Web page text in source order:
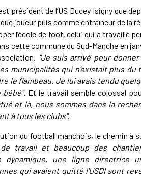
président de l’US Ducey Isigny que
joueur puis comme entraîneur de la
l’école de foot, celui qui a travaillé
cette commune du Sud-Manche en
"Je suis arrivé pour
municipalités qui n’existait plus du
le flambeau. Je lui avais tendu
Et le travail semble colossal
et là, nous sommes dans la
à tous les clubs".
du football manchois, le chemin à
travail et beaucoup des
dynamique, une ligne directrice
qui avaient quitté l'USDI sont